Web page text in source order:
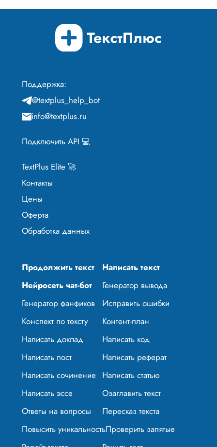
Поддержка:
@textplus_help_bot
info@textplus.ru
Подключить API 💻
TextPlus Elite 🚀
Контакты
Цены
Оферта
Обработка данных
Продолжить текст
Написать текст
Нейросеть чат-бот
Генератор вывода
Генератор фанфиков
Исправить ошибки
Конспект по тексту
Контент-план
Написать доклад
Написать код
Написать пост
Написать реферат
Написать сочинение Написать статью
Написать эссе
Озаглавить текст
Ответы на вопросы
Пересказ текста
Повысить уникальностьПроверить запятые